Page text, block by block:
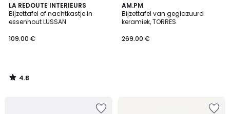
LA REDOUTE INTERIEURS
Bijzettafel of nachtkastje in
essenhout LUSSAN
109.00 €
4.8
/ 5
4.8
/
AM.PM
Bijzettafel van geglazuurd
keramiek, TORRES
269.00 €